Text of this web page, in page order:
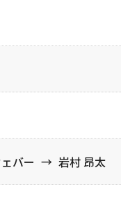
バー → 岩村 昂太